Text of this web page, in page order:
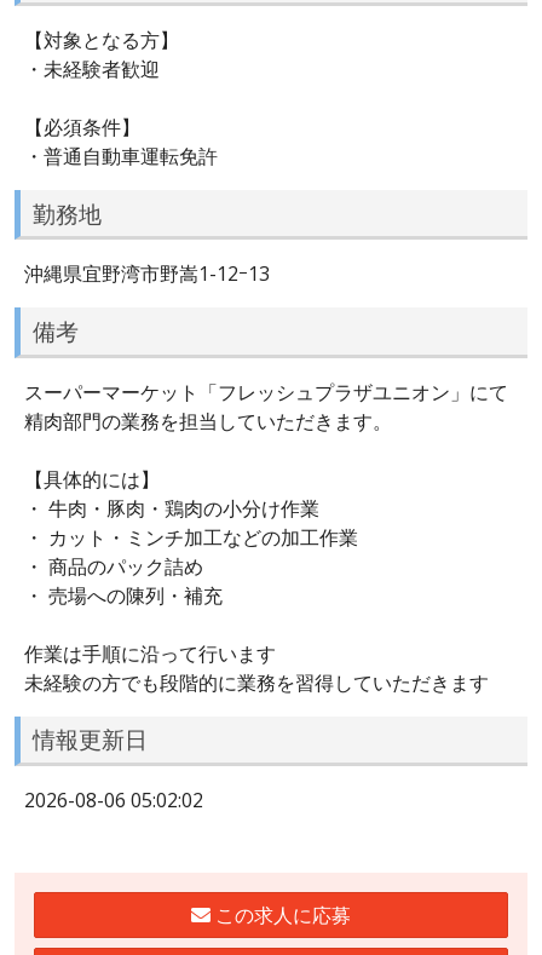
【対象となる方】
・未経験者歓迎
【必須条件】
・普通自動車運転免許
勤務地
沖縄県宜野湾市野嵩1-12ｰ13
備考
スーパーマーケット「フレッシュプラザユニオン」にて
精肉部門の業務を担当していただきます。
【具体的には】
・ 牛肉・豚肉・鶏肉の小分け作業
・ カット・ミンチ加工などの加工作業
・ 商品のパック詰め
・ 売場への陳列・補充
作業は手順に沿って行います
未経験の方でも段階的に業務を習得していただきます
情報更新日
2026-08-06 05:02:02
この求人に応募